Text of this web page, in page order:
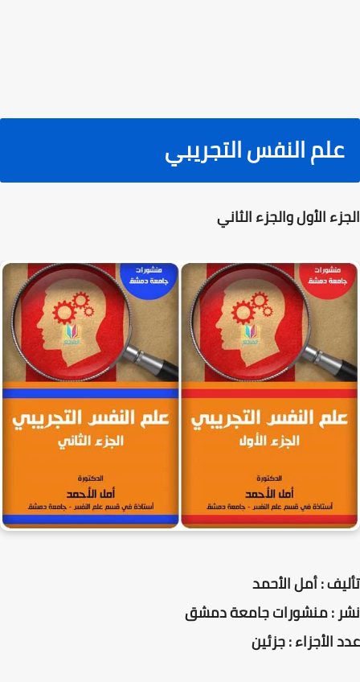
علم النفس التجريبي
الجزء الأول والجزء الثاني
تأليف : أمل الأحمد
نشر : منشورات جامعة دمشق
عدد الأجزاء : جزئين